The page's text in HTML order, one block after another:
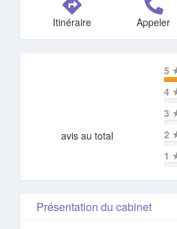
Itinéraire Appeler
avis au total
5
4
3
2
1
Présentation du cabinet